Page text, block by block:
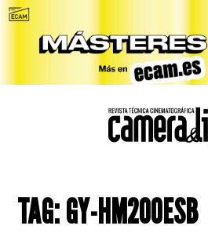
TAG: GY-HM200ESB